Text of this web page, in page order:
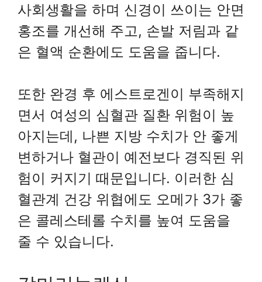
사회생활을 하며 신경이 쓰이는 안면
홍조를 개선해 주고, 손발 저림과 같
은 혈액 순환에도 도움을 줍니다.
또한 완경 후 에스트로겐이 부족해지
면서 여성의 심혈관 질환 위험이 높
아지는데, 나쁜 지방 수치가 안 좋게
변하거나 혈관이 예전보다 경직된 위
험이 커지기 때문입니다. 이러한 심
혈관계 건강 위협에도 오메가 3가 좋
은 콜레스테롤 수치를 높여 도움을
줄 수 있습니다.